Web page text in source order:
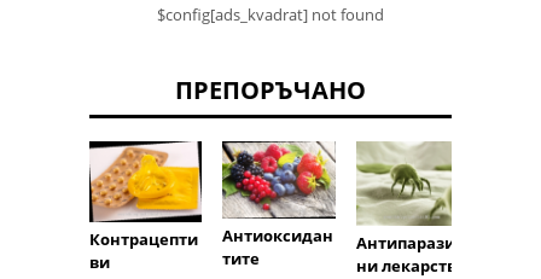
$config[ads_kvadrat] not found
ПРЕПОРЪЧАНО
Контрацепти
ви
Антиоксидан
тите
Антипаразит
ни лекарства